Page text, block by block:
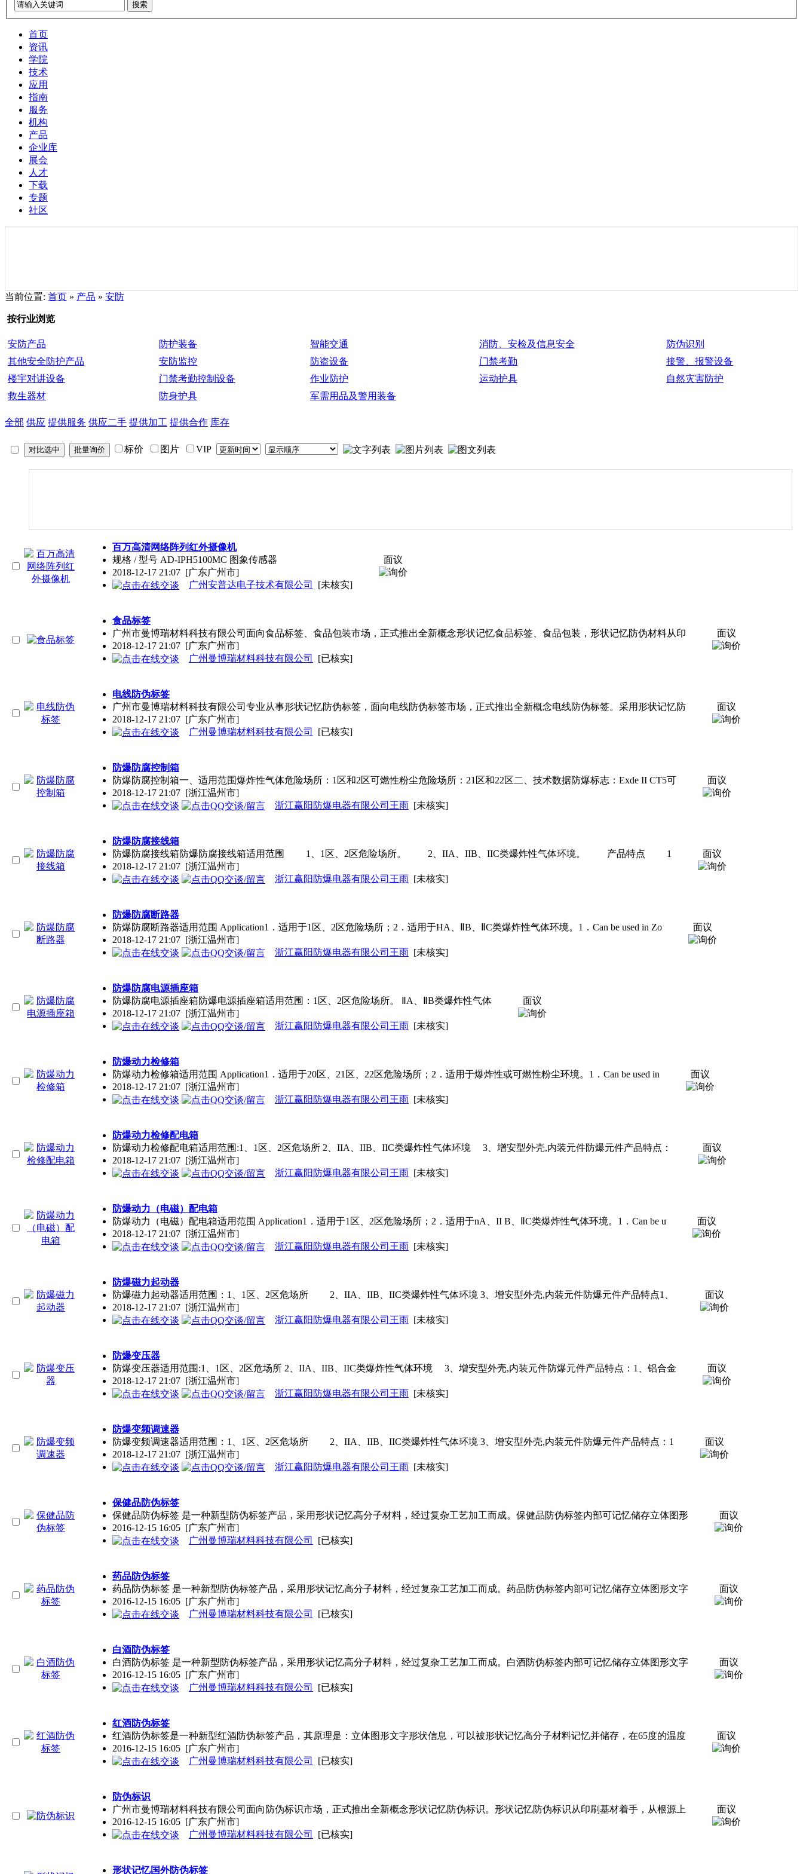
搜索
首页
资讯
学院
技术
应用
指南
服务
机构
产品
企业库
展会
人才
下载
专题
社区
当前位置: 首页 » 产品 » 安防
按行业浏览
安防产品 防护装备 智能交通 消防、安检及信息安全
防伪识别
其他安全防护产品
安防监控 防盗设备 门禁考勤
接警、报警设备
楼宇对讲设备
门禁考勤控制设备 作业防护 运动护具
自然灾害防护
救生器材
防身护具 军需用品及警用装备
全部 供应 提供服务 供应二手 提供加工 提供合作 库存
标价 图片 VIP
百万高清网络阵列红外摄像机
规格 / 型号 AD-IPH5100MC 图象传感器
2018-12-17 21:07 [广东广州市]
广州安普达电子技术有限公司
[未核实]
面议
食品标签
广州市曼博瑞材料科技有限公司面向食品标签、食品包装市场，正式推出全新概念形状记忆食品标签、食品包装，形状记忆防伪材料从印
2018-12-17 21:07 [广东广州市]
广州曼博瑞材料科技有限公司
[已核实]
面议
电线防伪标签
广州市曼博瑞材料科技有限公司专业从事形状记忆防伪标签，面向电线防伪标签市场，正式推出全新概念电线防伪标签。采用形状记忆防
2018-12-17 21:07 [广东广州市]
广州曼博瑞材料科技有限公司
[已核实]
面议
防爆防腐控制箱
防爆防腐控制箱一、适用范围爆炸性气体危险场所：1区和2区可燃性粉尘危险场所：21区和22区二、技术数据防爆标志：Exde II CT5可
2018-12-17 21:07 [浙江温州市]
浙江赢阳防爆电器有限公司王雨
[未核实]
面议
防爆防腐接线箱
防爆防腐接线箱防爆防腐接线箱适用范围 1、1区、2区危险场所。 2、IIA、IIB、IIC类爆炸性气体环境。 产品特点 1
2018-12-17 21:07 [浙江温州市]
浙江赢阳防爆电器有限公司王雨
[未核实]
面议
防爆防腐断路器
防爆防腐断路器适用范围 Application1．适用于1区、2区危险场所；2．适用于HA、ⅡB、ⅡC类爆炸性气体环境。1．Can be used in Zo
2018-12-17 21:07 [浙江温州市]
浙江赢阳防爆电器有限公司王雨
[未核实]
面议
防爆防腐电源插座箱
防爆防腐电源插座箱防爆电源插座箱适用范围：1区、2区危险场所。 ⅡA、ⅡB类爆炸性气体
2018-12-17 21:07 [浙江温州市]
浙江赢阳防爆电器有限公司王雨
[未核实]
面议
防爆动力检修箱
防爆动力检修箱适用范围 Application1．适用于20区、21区、22区危险场所；2．适用于爆炸性或可燃性粉尘环境。1．Can be used in
2018-12-17 21:07 [浙江温州市]
浙江赢阳防爆电器有限公司王雨
[未核实]
面议
防爆动力检修配电箱
防爆动力检修配电箱适用范围:1、1区、2区危场所 2、IIA、IIB、IIC类爆炸性气体环境 3、增安型外壳,内装元件防爆元件产品特点：
2018-12-17 21:07 [浙江温州市]
浙江赢阳防爆电器有限公司王雨
[未核实]
面议
防爆动力（电磁）配电箱
防爆动力（电磁）配电箱适用范围 Application1．适用于1区、2区危险场所；2．适用于nA、II B、ⅡC类爆炸性气体环境。1．Can be u
2018-12-17 21:07 [浙江温州市]
浙江赢阳防爆电器有限公司王雨
[未核实]
面议
防爆磁力起动器
防爆磁力起动器适用范围：1、1区、2区危场所 2、IIA、IIB、IIC类爆炸性气体环境 3、增安型外壳,内装元件防爆元件产品特点1、
2018-12-17 21:07 [浙江温州市]
浙江赢阳防爆电器有限公司王雨
[未核实]
面议
防爆变压器
防爆变压器适用范围:1、1区、2区危场所 2、IIA、IIB、IIC类爆炸性气体环境 3、增安型外壳,内装元件防爆元件产品特点：1、铝合金
2018-12-17 21:07 [浙江温州市]
浙江赢阳防爆电器有限公司王雨
[未核实]
面议
防爆变频调速器
防爆变频调速器适用范围：1、1区、2区危场所 2、IIA、IIB、IIC类爆炸性气体环境 3、增安型外壳,内装元件防爆元件产品特点：1
2018-12-17 21:07 [浙江温州市]
浙江赢阳防爆电器有限公司王雨
[未核实]
面议
保健品防伪标签
保健品防伪标签 是一种新型防伪标签产品，采用形状记忆高分子材料，经过复杂工艺加工而成。保健品防伪标签内部可记忆储存立体图形
2016-12-15 16:05 [广东广州市]
广州曼博瑞材料科技有限公司
[已核实]
面议
药品防伪标签
药品防伪标签 是一种新型防伪标签产品，采用形状记忆高分子材料，经过复杂工艺加工而成。药品防伪标签内部可记忆储存立体图形文字
2016-12-15 16:05 [广东广州市]
广州曼博瑞材料科技有限公司
[已核实]
面议
白酒防伪标签
白酒防伪标签 是一种新型防伪标签产品，采用形状记忆高分子材料，经过复杂工艺加工而成。白酒防伪标签内部可记忆储存立体图形文字
2016-12-15 16:05 [广东广州市]
广州曼博瑞材料科技有限公司
[已核实]
面议
红酒防伪标签
红酒防伪标签是一种新型红酒防伪标签产品，其原理是：立体图形文字形状信息，可以被形状记忆高分子材料记忆并储存，在65度的温度
2016-12-15 16:05 [广东广州市]
广州曼博瑞材料科技有限公司
[已核实]
面议
防伪标识
广州市曼博瑞材料科技有限公司面向防伪标识市场，正式推出全新概念形状记忆防伪标识。形状记忆防伪标识从印刷基材着手，从根源上
2016-12-15 16:05 [广东广州市]
广州曼博瑞材料科技有限公司
[已核实]
面议
形状记忆国外防伪标签